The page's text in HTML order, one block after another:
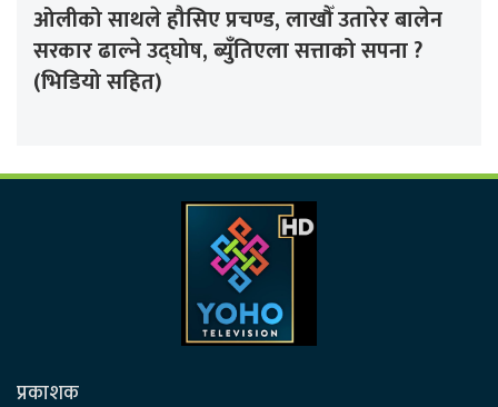
ओलीको साथले हौसिए प्रचण्ड, लाखौँ उतारेर बालेन
सरकार ढाल्ने उद्घोष, ब्युँतिएला सत्ताको सपना ?
(भिडियो सहित)
प्रकाशक